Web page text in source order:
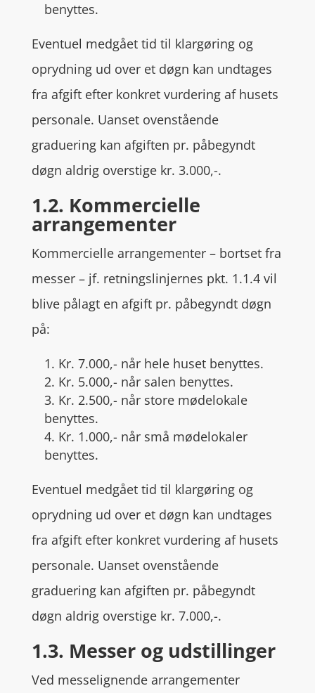
benyttes.
Eventuel medgået tid til klargøring og
oprydning ud over et døgn kan undtages
fra afgift efter konkret vurdering af husets
personale. Uanset ovenstående
graduering kan afgiften pr. påbegyndt
døgn aldrig overstige kr. 3.000,-.
1.2. Kommercielle
arrangementer
Kommercielle arrangementer – bortset fra
messer – jf. retningslinjernes pkt. 1.1.4 vil
blive pålagt en afgift pr. påbegyndt døgn
på:
1. Kr. 7.000,- når hele huset benyttes.
2. Kr. 5.000,- når salen benyttes.
3. Kr. 2.500,- når store mødelokale
benyttes.
4. Kr. 1.000,- når små mødelokaler
benyttes.
Eventuel medgået tid til klargøring og
oprydning ud over et døgn kan undtages
fra afgift efter konkret vurdering af husets
personale. Uanset ovenstående
graduering kan afgiften pr. påbegyndt
døgn aldrig overstige kr. 7.000,-.
1.3. Messer og udstillinger
Ved messelignende arrangementer